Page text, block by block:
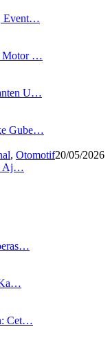
Event…
Motor …
U…
Gube…
, Otomotif20/05/2026
Aj…
Ka…
Cet…